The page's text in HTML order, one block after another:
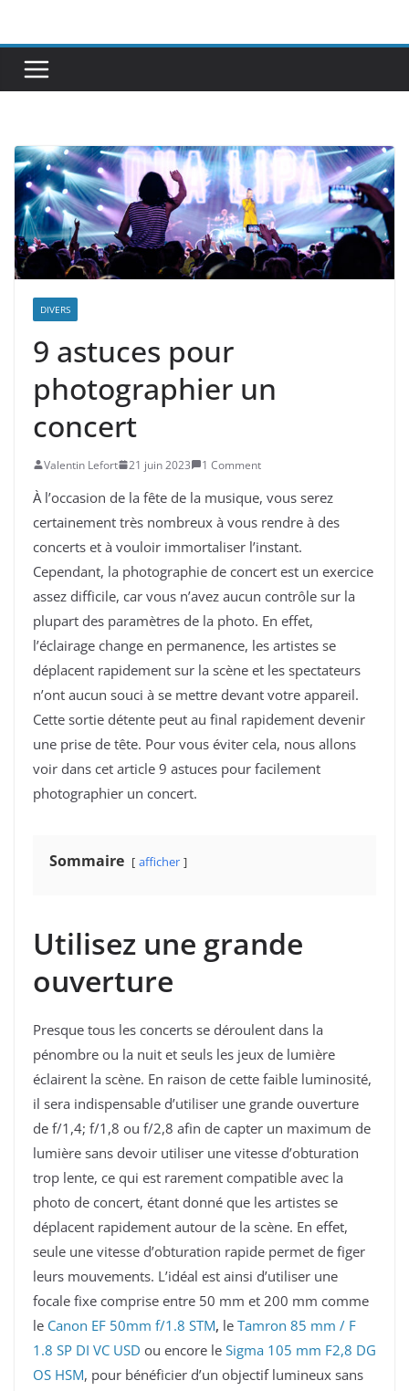
contenu
DIVERS
9 astuces pour
photographier un
concert
Valentin Lefort 21 juin 2023 1 Comment
À l’occasion de la fête de la musique, vous serez
certainement très nombreux à vous rendre à des
concerts et à vouloir immortaliser l’instant.
Cependant, la photographie de concert est un exercice
assez difficile, car vous n’avez aucun contrôle sur la
plupart des paramètres de la photo. En effet,
l’éclairage change en permanence, les artistes se
déplacent rapidement sur la scène et les spectateurs
n’ont aucun souci à se mettre devant votre appareil.
Cette sortie détente peut au final rapidement devenir
une prise de tête. Pour vous éviter cela, nous allons
voir dans cet article 9 astuces pour facilement
photographier un concert.
Sommaire afficher
Utilisez une grande
ouverture
Presque tous les concerts se déroulent dans la
pénombre ou la nuit et seuls les jeux de lumière
éclairent la scène. En raison de cette faible luminosité,
il sera indispensable d’utiliser une grande ouverture
de f/1,4; f/1,8 ou f/2,8 afin de capter un maximum de
lumière sans devoir utiliser une vitesse d’obturation
trop lente, ce qui est rarement compatible avec la
photo de concert, étant donné que les artistes se
déplacent rapidement autour de la scène. En effet,
seule une vitesse d’obturation rapide permet de figer
leurs mouvements. L’idéal est ainsi d’utiliser une
focale fixe comprise entre 50 mm et 200 mm comme
le Canon EF 50mm f/1.8 STM, le Tamron 85 mm / F
1.8 SP DI VC USD ou encore le Sigma 105 mm F2,8 DG
OS HSM, pour bénéficier d’un objectif lumineux sans